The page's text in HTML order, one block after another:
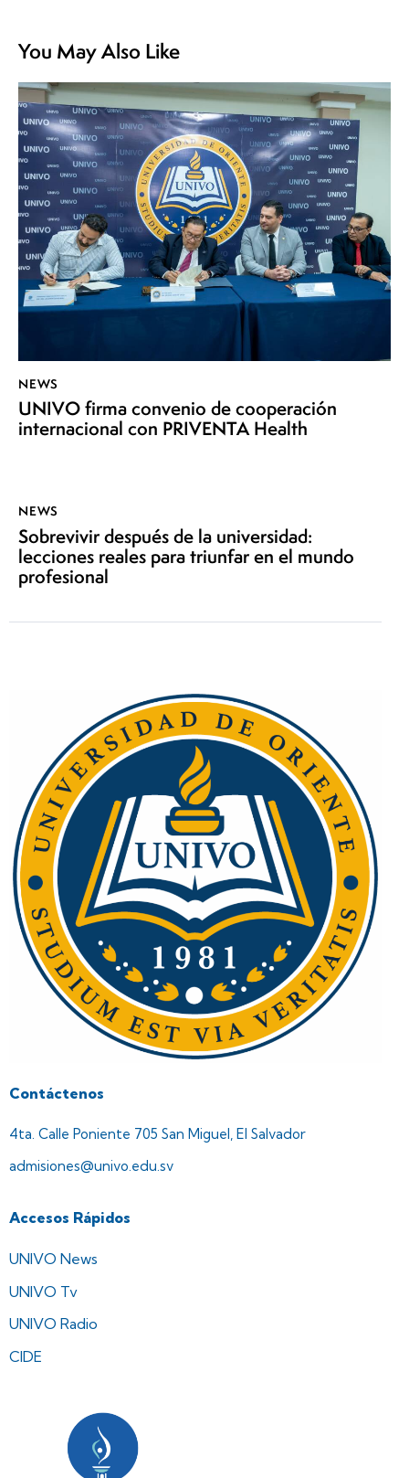
You May Also Like
NEWS
UNIVO firma convenio de cooperación
internacional con PRIVENTA Health
NEWS
Sobrevivir después de la universidad:
lecciones reales para triunfar en el mundo
profesional
Contáctenos
4ta. Calle Poniente 705 San Miguel, El Salvador
admisiones@univo.edu.sv
Accesos Rápidos
UNIVO News
UNIVO Tv
UNIVO Radio
CIDE